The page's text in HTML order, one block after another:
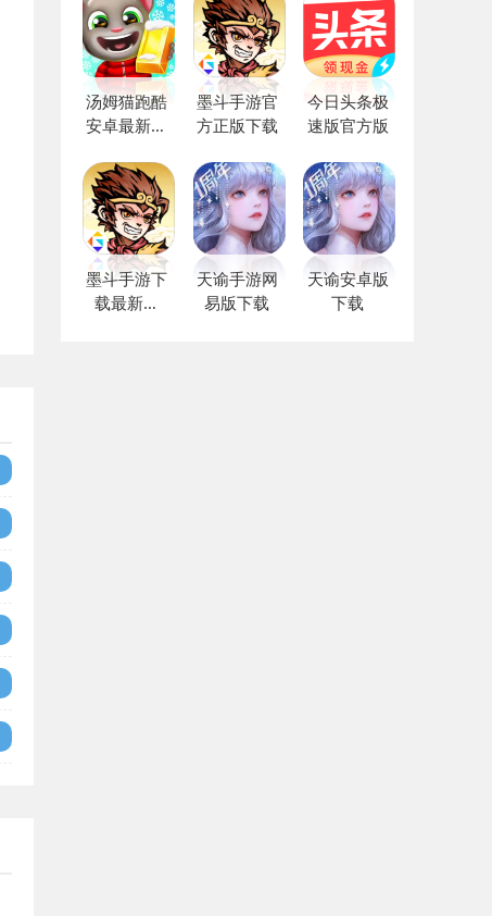
汤姆猫跑酷
安卓最新版
墨斗手游官
方正版下载
今日头条极
速版官方版
墨斗手游下
载最新版
天谕手游网
易版下载
天谕安卓版
下载